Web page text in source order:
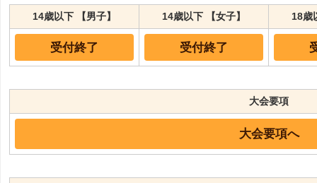
14歳以下 【男子】 14歳以下 【女子】 18歳
受付終了 受付終了
大会要項
大会要項へ